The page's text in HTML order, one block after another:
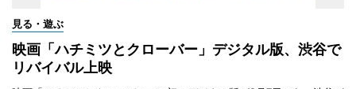
見る・遊ぶ
映画「ハチミツとクローバー」デジタル版、渋谷で
リバイバル上映